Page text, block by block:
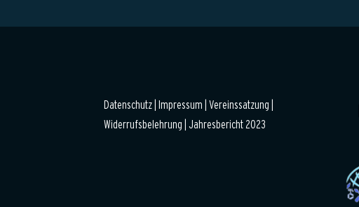
Datenschutz| Impressum | Vereinssatzung |
Widerrufsbelehrung Jahresbericht 2023